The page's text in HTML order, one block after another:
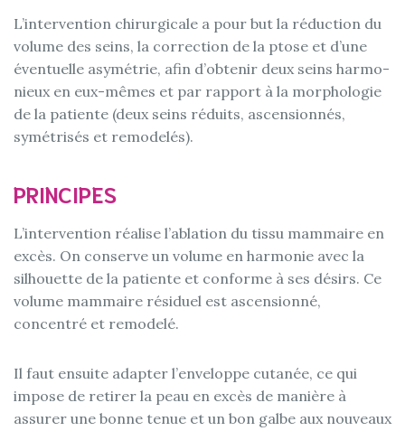
L’intervention chirurgicale a pour but la réduction du
volume des seins, la correction de la ptose et d’une
éventuelle asymétrie, afin d’obtenir deux seins harmo-
nieux en eux-mêmes et par rapport à la morphologie
de la patiente (deux seins réduits, ascensionnés,
symétrisés et remodelés).
PRINCIPES
L’intervention réalise l’ablation du tissu mammaire en
excès. On conserve un volume en harmonie avec la
silhouette de la patiente et conforme à ses désirs. Ce
volume mammaire résiduel est ascensionné,
concentré et remodelé.
Il faut ensuite adapter l’enveloppe cutanée, ce qui
impose de retirer la peau en excès de manière à
assurer une bonne tenue et un bon galbe aux nouveaux